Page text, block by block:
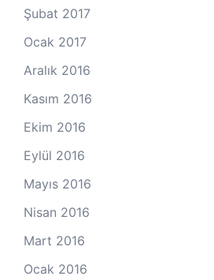
Şubat 2017
Ocak 2017
Aralık 2016
Kasım 2016
Ekim 2016
Eylül 2016
Mayıs 2016
Nisan 2016
Mart 2016
Ocak 2016